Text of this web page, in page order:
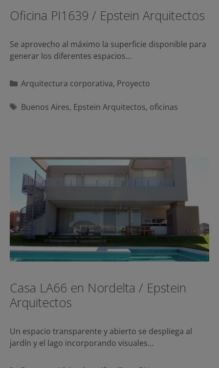
Oficina PI1639 / Epstein Arquitectos
Se aprovecho al máximo la superficie disponible para
generar los diferentes espacios…
Categorías
Arquitectura corporativa, Proyecto
Etiquetas
Buenos Aires, Epstein Arquitectos, oficinas
Casa LA66 en Nordelta / Epstein
Arquitectos
Un espacio transparente y abierto se despliega al
jardín y el lago incorporando visuales…